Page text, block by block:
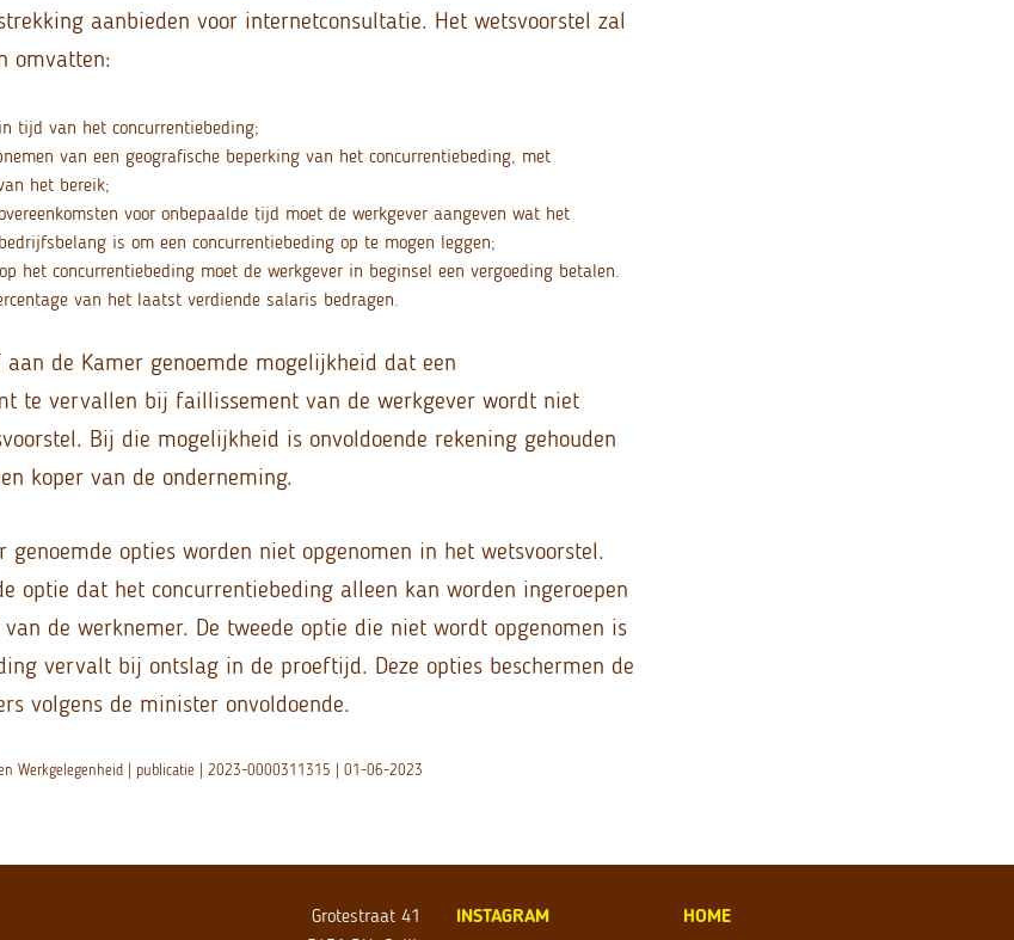
aanbieden voor internetconsultatie. Het wetsvoorstel zal
omvatten:
tijd van het concurrentiebeding;
van een geografische beperking van het concurrentiebeding, met
het bereik;
voor onbepaalde tijd moet de werkgever aangeven wat het
is om een concurrentiebeding op te mogen leggen;
het concurrentiebeding moet de werkgever in beginsel een vergoeding betalen.
van het laatst verdiende salaris bedragen.
de Kamer genoemde mogelijkheid dat een
te vervallen bij faillissement van de werkgever wordt niet
Bij die mogelijkheid is onvoldoende rekening gehouden
koper van de onderneming.
genoemde opties worden niet opgenomen in het wetsvoorstel.
optie dat het concurrentiebeding alleen kan worden ingeroepen
de werknemer. De tweede optie die niet wordt opgenomen is
vervalt bij ontslag in de proeftijd. Deze opties beschermen de
volgens de minister onvoldoende.
Werkgelegenheid | publicatie | 2023-0000311315 | 01-06-2023
Grotestraat 41
INSTAGRAM HOME